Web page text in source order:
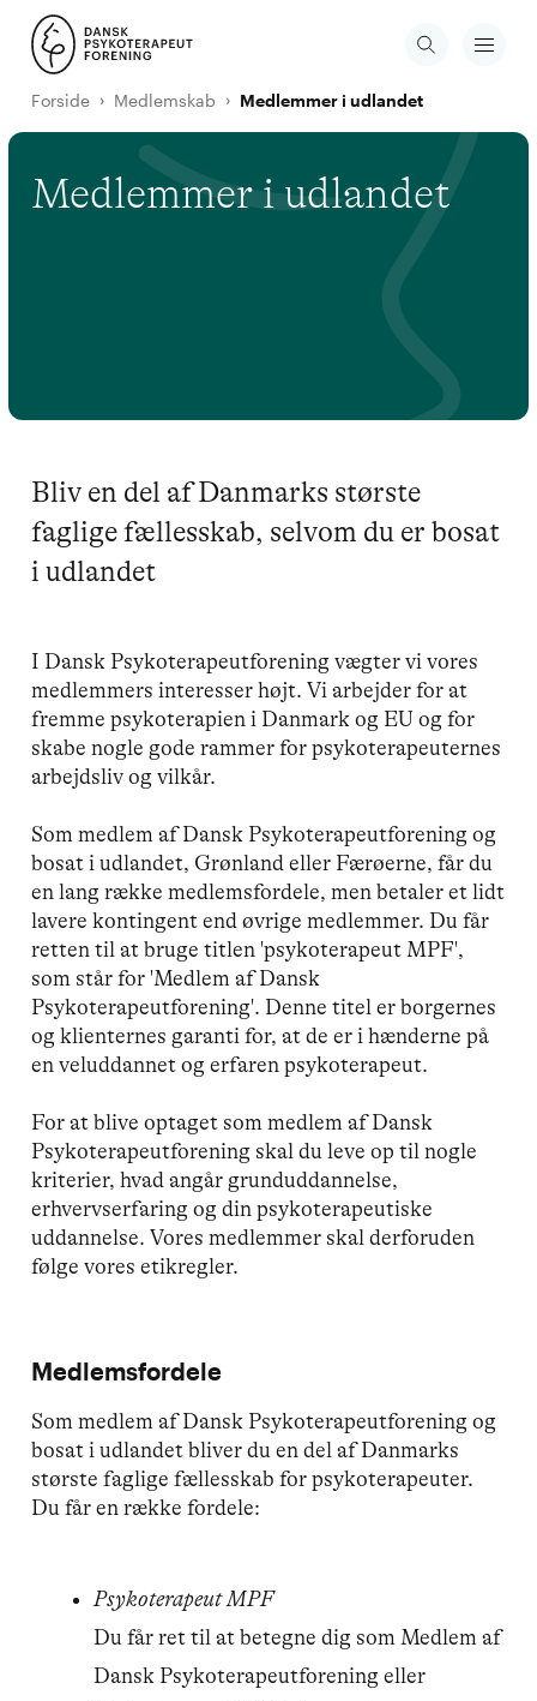
Forside Medlemskab Medlemmer i udlandet
Medlemmer i udlandet
Bliv en del af Danmarks største
faglige fællesskab, selvom du er bosat
i udlandet
I Dansk Psykoterapeutforening vægter vi vores
medlemmers interesser højt. Vi arbejder for at
fremme psykoterapien i Danmark og EU og for
skabe nogle gode rammer for psykoterapeuternes
arbejdsliv og vilkår.
Som medlem af Dansk Psykoterapeutforening og
bosat i udlandet, Grønland eller Færøerne, får du
en lang række medlemsfordele, men betaler et lidt
lavere kontingent end øvrige medlemmer. Du får
retten til at bruge titlen 'psykoterapeut MPF',
som står for 'Medlem af Dansk
Psykoterapeutforening'. Denne titel er borgernes
og klienternes garanti for, at de er i hænderne på
en veluddannet og erfaren psykoterapeut.
For at blive optaget som medlem af Dansk
Psykoterapeutforening skal du leve op til nogle
kriterier, hvad angår grunduddannelse,
erhvervserfaring og din psykoterapeutiske
uddannelse. Vores medlemmer skal derforuden
følge vores etikregler.
Medlemsfordele
Som medlem af Dansk Psykoterapeutforening og
bosat i udlandet bliver du en del af Danmarks
største faglige fællesskab for psykoterapeuter.
Du får en række fordele:
Psykoterapeut MPF
Du får ret til at betegne dig som Medlem af
Dansk Psykoterapeutforening eller